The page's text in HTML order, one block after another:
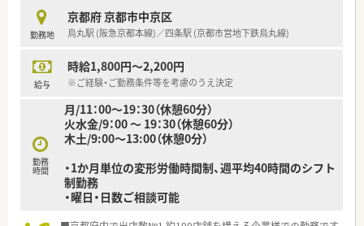
しいノルマを課すことなく地域医療に貢献しています。
【やりがい/おすすめポイント】
の良い環境で、薬局作りに直接関われるという実感を得られま
す。
終わりの予定も立てやすく充実した毎日を送ることができま
す。
■無理なノルマや過度な業務負担がなく、自分のペースで患者様
勤務地
京都府 京都市中京区
烏丸駅 (阪急京都本線)／四条駅 (京都市営地下鉄烏丸線)
給与
時給1,800円～2,200円
※ご経験・ご勤務条件等を考慮のうえ決定
勤務
時間
月/11：00～19：30（休憩60分）
火水金/9：00 ～ 19：30（休憩60分）
木土/9:00～13:00（休憩0分）
・1か月単位の変形労働時間制、週平均40時間のシフト
制勤務
・曜日・日数ご相談可能